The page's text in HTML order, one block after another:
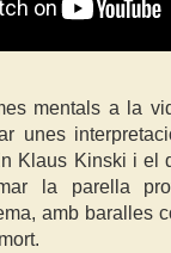
mentals a la
unes
Klaus Kinski i el
la parella
amb baralles